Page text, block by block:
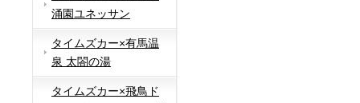
涌園ユネッサン
タイムズカー×有馬温
泉 太閤の湯
タイムズカー×飛鳥ド